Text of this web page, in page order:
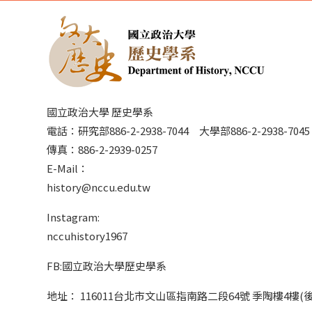
國立政治大學 歷史學系
電話：研究部886-2-2938-7044 大學部886-2-2938-
傳真：886-2-2939-0257
E-Mail：
history@nccu.edu.tw
Instagram:
nccuhistory1967
FB:國立政治大學歷史學系
地址： 116011台北市文山區指南路二段64號 季陶樓4樓(